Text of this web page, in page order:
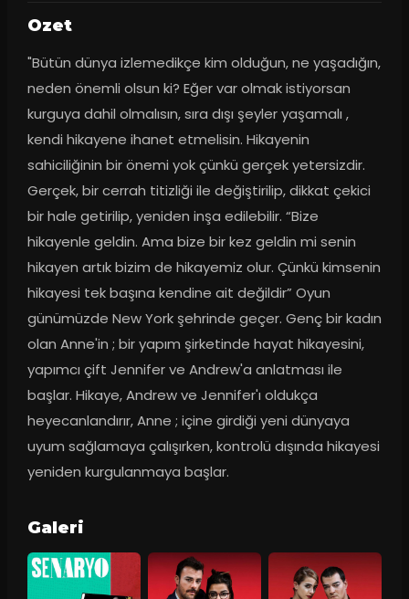
Ozet
"Bütün dünya izlemedikçe kim olduğun, ne yaşadığın,
neden önemli olsun ki? Eğer var olmak istiyorsan
kurguya dahil olmalısın, sıra dışı şeyler yaşamalı ,
kendi hikayene ihanet etmelisin. Hikayenin
sahiciliğinin bir önemi yok çünkü gerçek yetersizdir.
Gerçek, bir cerrah titizliği ile değiştirilip, dikkat çekici
bir hale getirilip, yeniden inşa edilebilir. “Bize
hikayenle geldin. Ama bize bir kez geldin mi senin
hikayen artık bizim de hikayemiz olur. Çünkü kimsenin
hikayesi tek başına kendine ait değildir” Oyun
günümüzde New York şehrinde geçer. Genç bir kadın
olan Anne'in ; bir yapım şirketinde hayat hikayesini,
yapımcı çift Jennifer ve Andrew'a anlatması ile
başlar. Hikaye, Andrew ve Jennifer'ı oldukça
heyecanlandırır, Anne ; içine girdiği yeni dünyaya
uyum sağlamaya çalışırken, kontrolü dışında hikayesi
yeniden kurgulanmaya başlar.
Galeri